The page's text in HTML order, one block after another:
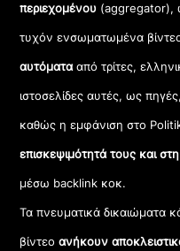
περιεχομένου (aggregator),
τυχόν ενσωματωμένα
αυτόματααπό τρίτες,
ιστοσελίδες αυτές, ως
καθώς η εμφάνιση στο
επισκεψιμότητά τους και
μέσω backlink κοκ.
Τα πνευματικά δικαιώματα
βίντεοανήκουν